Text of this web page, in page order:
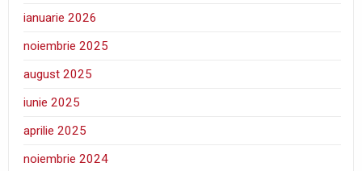
ianuarie 2026
noiembrie 2025
august 2025
iunie 2025
aprilie 2025
noiembrie 2024